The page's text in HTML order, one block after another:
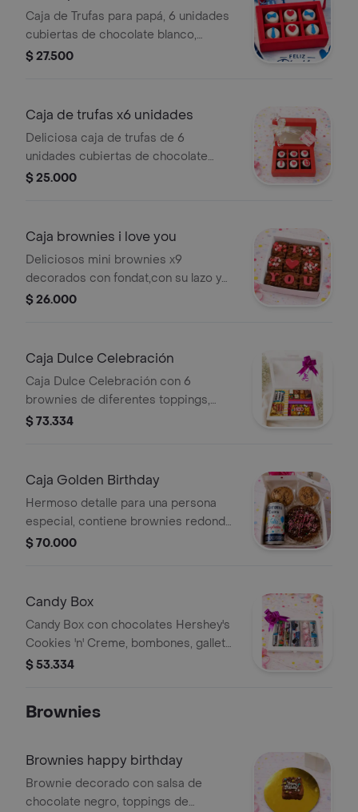
Caja de Trufas para papá, 6 unidades
cubiertas de chocolate blanco,
decoradas en fondant con moños,
$ 27.500
Caja de trufas x6 unidades
Deliciosa caja de trufas de 6
unidades cubiertas de chocolate
blanco o negro. envueltas en una caja
$ 25.000
Caja brownies i love you
Deliciosos mini brownies x9
decorados con fondat,con su lazo y
caja.
$ 26.000
Caja Dulce Celebración
Caja Dulce Celebración con 6
brownies de diferentes toppings,
chocolates surtidos Hershey's y Twix
$ 73.334
Caja Golden Birthday
Hermoso detalle para una persona
especial, contiene brownies redondo
de 13x13 cm decorado en salsa de
corona en lata, 2 galletas de chips de
chocolate, incluye lazo y tarjeta, caja
dorada.
$ 70.000
Candy Box
Candy Box con chocolates Hershey's
Cookies 'n' Creme, bombones, galleta
Muuu, masmelos y chocolates
$ 53.334
Brownies
Brownies happy birthday
Brownie decorado con salsa de
chocolate negro, toppings de